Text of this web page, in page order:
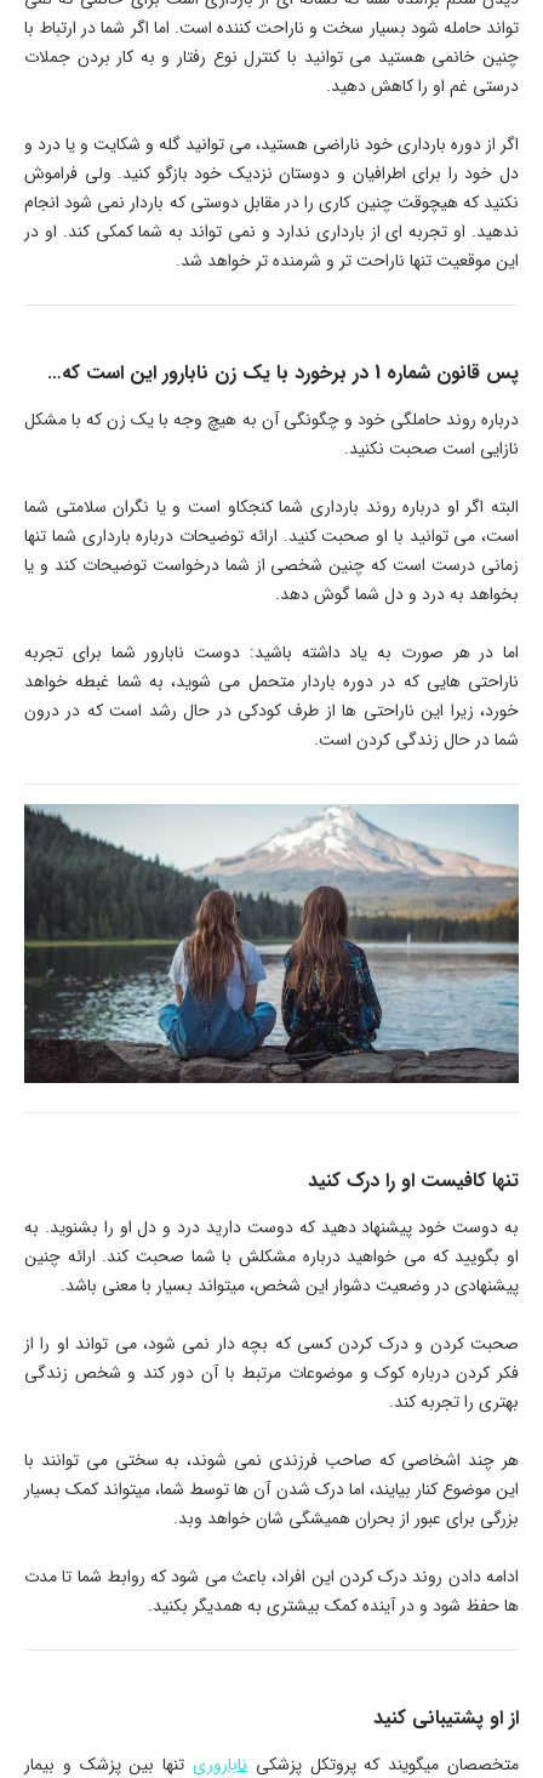
تواند حامله شود بسیار سخت و ناراحت کننده است. اما اگر شما در ارتباط با
چنین خانمی هستید می توانید با کنترل نوع رفتار و به کار بردن جملات
درستی غم او را کاهش دهید.
اگر از دوره بارداری خود ناراضی هستید، می توانید گله و شکایت و یا درد و
دل خود را برای اطرافیان و دوستان نزدیک خود بازگو کنید. ولی فراموش
نکنید که هیچوقت چنین کاری را در مقابل دوستی که باردار نمی شود انجام
ندهید. او تجربه ای از بارداری ندارد و نمی تواند به شما کمکی کند. او در
این موقعیت تنها ناراحت تر و شرمنده تر خواهد شد.
پس قانون شماره 1 در برخورد با یک زن نابارور این است که…
درباره روند حاملگی خود و چگونگی آن به هیچ وجه با یک زن که با مشکل
نازایی است صحبت نکنید.
البته اگر او درباره روند بارداری شما کنجکاو است و یا نگران سلامتی شما
است، می توانید با او صحبت کنید. ارائه توضیحات درباره بارداری شما تنها
زمانی درست است که چنین شخصی از شما درخواست توضیحات کند و یا
بخواهد به درد و دل شما گوش دهد.
اما در هر صورت به یاد داشته باشید: دوست نابارور شما برای تجربه
ناراحتی هایی که در دوره باردار متحمل می شوید، به شما غبطه خواهد
خورد، زیرا این ناراحتی ها از طرف کودکی در حال رشد است که در درون
شما در حال زندگی کردن است.
تنها کافیست او را درک کنید
به دوست خود پیشنهاد دهید که دوست دارید درد و دل او را بشنوید. به
او بگویید که می خواهید درباره مشکلش با شما صحبت کند. ارائه چنین
پیشنهادی در وضعیت دشوار این شخص، میتواند بسیار با معنی باشد.
صحبت کردن و درک کردن کسی که بچه دار نمی شود، می تواند او را از
فکر کردن درباره کوک و موضوعات مرتبط با آن دور کند و شخص زندگی
بهتری را تجربه کند.
هر چند اشخاصی که صاحب فرزندی نمی شوند، به سختی می توانند با
این موضوع کنار بیایند، اما درک شدن آن ها توسط شما، میتواند کمک بسیار
بزرگی برای عبور از بحران همیشگی شان خواهد وبد.
ادامه دادن روند درک کردن این افراد، باعث می شود که روابط شما تا مدت
ها حفظ شود و در آینده کمک بیشتری به همدیگر بکنید.
از او پشتیبانی کنید
متخصصان میگویند که پروتکل پزشکی ناباروری تنها بین پزشک و بیمار